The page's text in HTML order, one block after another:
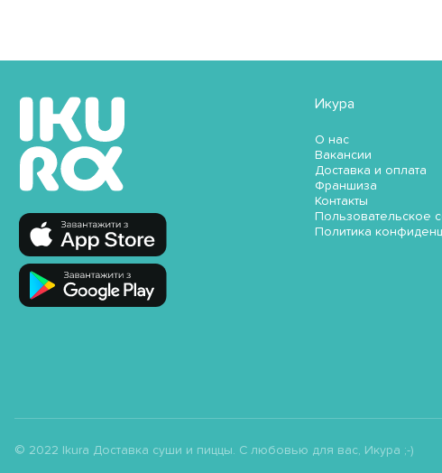
Икура
О нас
Вакансии
Доставка и оплата
Франшиза
Контакты
Пользовательское
Политика
© 2022 Ikura Доставка суши и пиццы. С любовью для вас, Икура ;-)